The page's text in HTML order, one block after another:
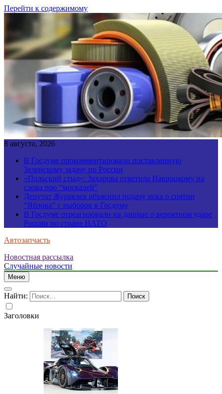
Перейти к содержимому
8 августа, 2026
В Госдуме прокомментировали поставленную
Зеленскому задачу по России
«Польский стыд»: Захарова ответила Навроцкому на
слова про “москалей”
Депутат Журавлев объяснил подачу иска о снятии
“Яблока” с выборов в Госдуму
В Госдуме отреагировали на данные о вероятном ударе
России по стране НАТО
Автозапчасть
Новостная рассылка
Случайные новости
Меню
Найти:
Заголовки